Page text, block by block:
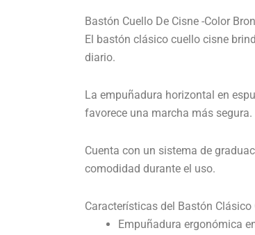
Bastón Cuello De Cisne -Color
El bastón clásico cuello cisne
diario.
La empuñadura horizontal en
favorece una marcha más segura.
Cuenta con un sistema de
comodidad durante el uso.
Características del Bastón Clásico
Empuñadura ergonómica